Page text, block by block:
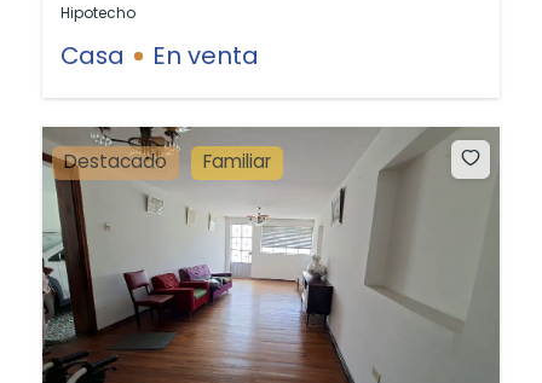
Hipotecho
Casa En venta
Destacado Familiar